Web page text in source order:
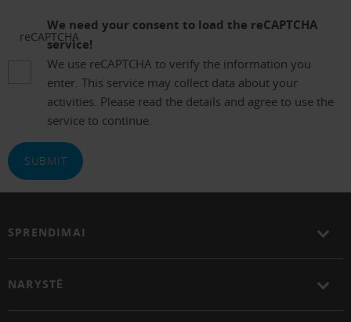
reCAPTCHA
We need your consent to load the reCAPTCHA
service!
We use reCAPTCHA to verify the information you
enter. This service may collect data about your
activities. Please read the details and agree to use the
service to continue.
SUBMIT
SPRENDIMAI
NARYSTĖ